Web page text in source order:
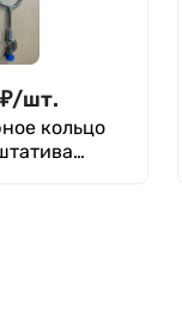
₽/шт.
кольцо